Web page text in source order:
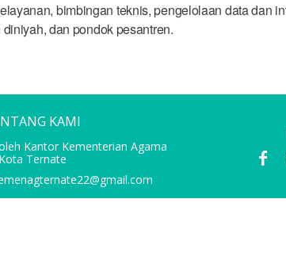
bimbingan teknis, pengelolaan data dan
dan pondok pesantren.
KAMI
Kantor Kementerian Agama
Kota Ternate